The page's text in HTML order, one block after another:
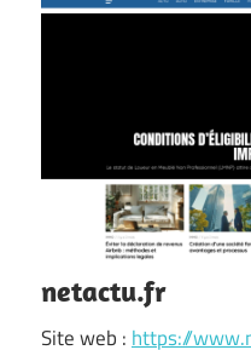
netactu.fr
Site web : https://